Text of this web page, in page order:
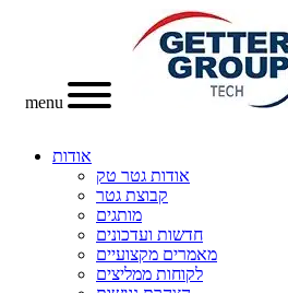
menu
אודות
אודות גטר טק
קבוצת גטר
מותגים
חדשות ועדכונים
מאמרים מקצועיים
לקוחות ממליצים